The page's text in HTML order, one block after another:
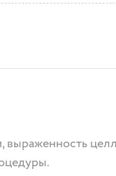
выраженность